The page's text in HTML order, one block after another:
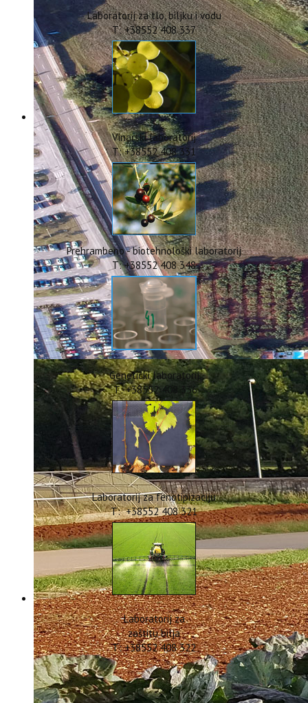
Strategija
CIP
Pravo na pristup informacijama
Zaštita osobnih podataka
Godišnji izvještaj
Javna nabava
Natječaji za radna mjesta
Zakonodavni okvir
Akti Instituta
Linkovi
Kontakt
webmail
Popularizacija znanosti
ERASMUS+
HyPro4ST
DIGIAGRI
GreenTea
CIRCOLIVE
Laboratorij za tlo, biljku i vodu
T: +38552 408 337
Vinarski laboratorij
T: +38552 408 331
Prehrambeno - biotehnološki laboratorij
T: +38552 408 348
Genetički laboratorij
T: +38552 408 336
Laboratorij za fenotipizaciju
T: +38552 408 321
Laboratorij za
zaštitu bilja
T: +38552 408 322